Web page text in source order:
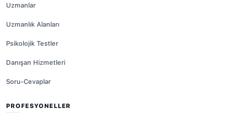
Uzmanlar
Uzmanlık Alanları
Psikolojik Testler
Danışan Hizmetleri
Soru-Cevaplar
PROFESYONELLER